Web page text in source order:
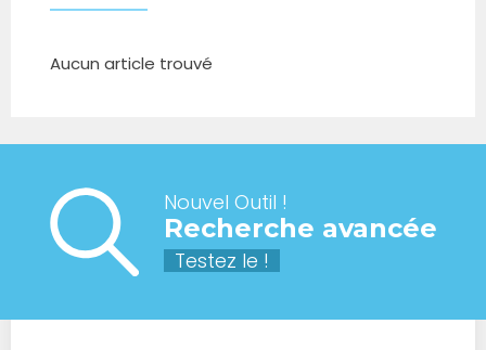
Aucun article trouvé
Nouvel Outil !
Recherche avancée
Testez le !